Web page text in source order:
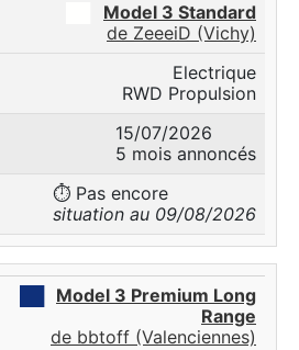
Model 3 Standard
de ZeeeiD (Vichy)
Electrique
RWD Propulsion
15/07/2026
5 mois annoncés
⏱️ Pas encore
situation au 09/08/2026
Model 3 Premium Long
Range
de bbtoff (Valenciennes)